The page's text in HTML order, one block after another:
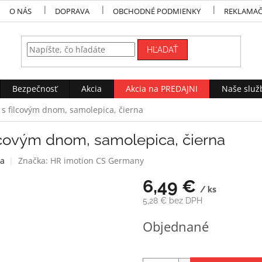
O NÁS DOPRAVA OBCHODNÉ PODMIENKY
HĽADAŤ
Bezpečnosť Akcia Akcia na PREDAJNI Naše
filcovým dnom, samolepica, čierna
dnom, samolepica, čierna
Značka: HR imotion CS Germany
6,49 € / ks
5,28 € bez DPH
cena:
Objednané